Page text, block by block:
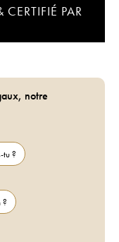
CERTIFIÉ PAR
notre
tu ?
?